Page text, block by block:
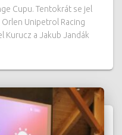
Cupu. Tentokrát se jel
Unipetrol Racing
Kurucz a Jakub Jandák